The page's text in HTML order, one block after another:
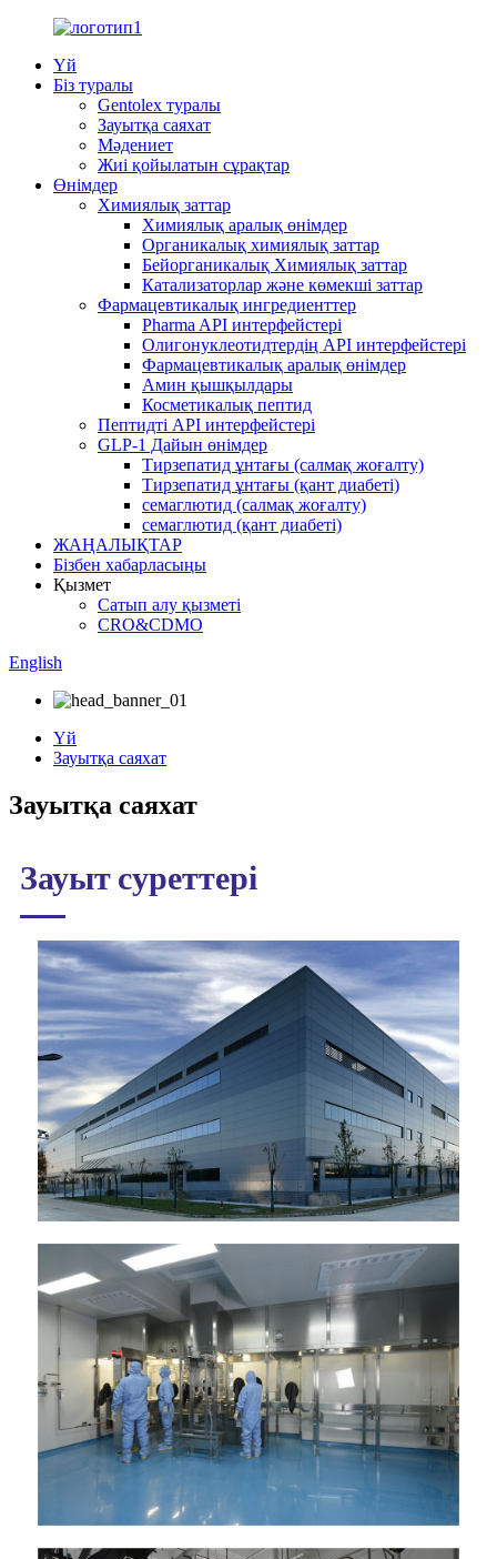
Үй
Біз туралы
Gentolex туралы
Зауытқа саяхат
Мәдениет
Жиі қойылатын сұрақтар
Өнімдер
Химиялық заттар
Химиялық аралық өнімдер
Органикалық химиялық заттар
Бейорганикалық Химиялық заттар
Катализаторлар және көмекші заттар
Фармацевтикалық ингредиенттер
Pharma API интерфейстері
Олигонуклеотидтердің API интерфейстері
Фармацевтикалық аралық өнімдер
Амин қышқылдары
Косметикалық пептид
Пептидті API интерфейстері
GLP-1 Дайын өнімдер
Тирзепатид ұнтағы (салмақ жоғалту)
Тирзепатид ұнтағы (қант диабеті)
семаглютид (салмақ жоғалту)
семаглютид (қант диабеті)
ЖАҢАЛЫҚТАР
Бізбен хабарласыңы
Қызмет
Сатып алу қызметі
CRO&CDMO
English
Үй
Зауытқа саяхат
Зауытқа саяхат
Зауыт суреттері